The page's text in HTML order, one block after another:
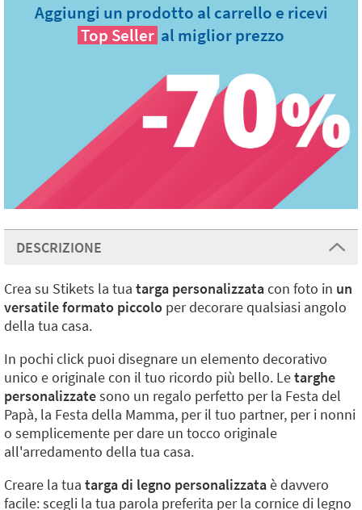
Aggiungi un prodotto al carrello e ricevi
Top Seller al miglior prezzo
DESCRIZIONE
Crea su Stikets la tua targa personalizzatacon foto in un
versatile formato piccolo per decorare qualsiasi angolo
della tua casa.
In pochi click puoi disegnare un elemento decorativo
unico e originale con il tuo ricordo più bello. Letarghe
personalizzatesono un regalo perfetto per la Festa del
Papà, la Festa della Mamma, per il tuo partner, per i nonni
o semplicemente per dare un tocco originale
all'arredamento della tua casa.
Creare la tua targa di legno personalizzataè davvero
facile: scegli la tua parola preferita per la cornice di legno